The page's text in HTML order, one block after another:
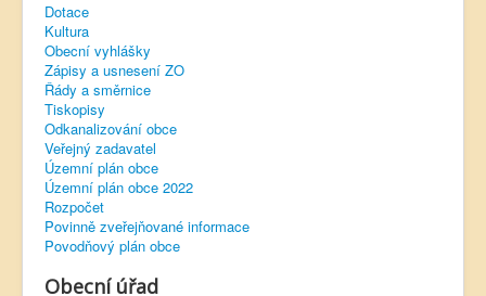
Dotace
Kultura
Obecní vyhlášky
Zápisy a usnesení ZO
Řády a směrnice
Tiskopisy
Odkanalizování obce
Veřejný zadavatel
Územní plán obce
Územní plán obce 2022
Rozpočet
Povinně zveřejňované informace
Povodňový plán obce
Obecní úřad